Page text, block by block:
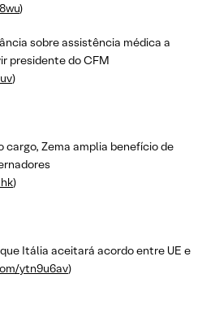
)
sobre assistência médica a
presidente do CFM
)
cargo, Zema amplia benefício de
)
Itália aceitará acordo entre UE e
ytn9u6av)